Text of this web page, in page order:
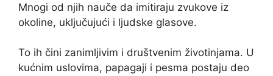
Mnogi od njih nauče da imitiraju zvukove iz
okoline, uključujući i ljudske glasove.
To ih čini zanimljivim i društvenim životinjama. U
kućnim uslovima, papagaji i pesma postaju deo